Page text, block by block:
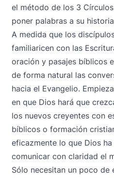
el método de los 3
poner palabras a su
A medida que los
familiaricen con las
oración y pasajes bíblicos
de forma natural las
hacia el Evangelio.
en que Dios hará que
los nuevos creyentes con
bíblicos o formación
eficazmente lo que Dios
comunicar con claridad el
Sólo necesitan un poco de